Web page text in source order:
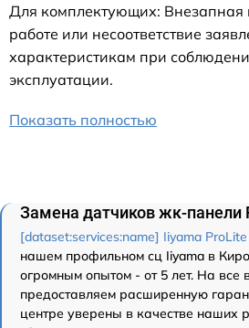
Для комплектующих: Внезапная
работе или несоответствие
характеристикам при
эксплуатации.
Показать полностью
Замена датчиков жк-панели
[dataset:services:name] Iiyama
нашем профильном сц Iiyama в
огромным опытом - от 5 лет. На все
предоставляем расширенную
центре уверены в качестве наших